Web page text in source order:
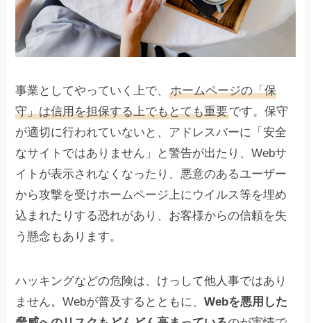
事業としてやっていく上で、ホームページの「保
守」は信用を担保する上でもとても重要です。保守
が適切に行われていないと、アドレスバーに「安全
なサイトではありません」と警告が出たり、Webサ
イトが表示されなくなったり、悪意のあるユーザー
から攻撃を受けホームページ上にウイルス等を埋め
込まれたりする恐れがあり、お客様からの信頼を失
う懸念もあります。
ハッキングなどの危険は、けっして他人事ではあり
ません。Webが普及するとともに、Webを悪用した